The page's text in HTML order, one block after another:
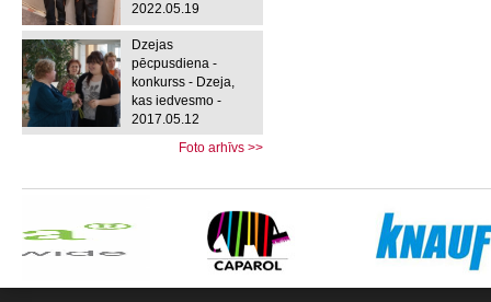
2022.05.19
Dzejas
pēcpusdiena -
konkurss - Dzeja,
kas iedvesmo -
2017.05.12
Foto arhīvs >>